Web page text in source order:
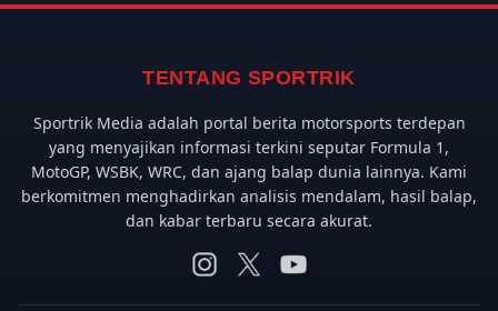
TENTANG SPORTRIK
Sportrik Media adalah portal berita motorsports terdepan
yang menyajikan informasi terkini seputar Formula 1,
MotoGP, WSBK, WRC, dan ajang balap dunia lainnya. Kami
berkomitmen menghadirkan analisis mendalam, hasil balap,
dan kabar terbaru secara akurat.